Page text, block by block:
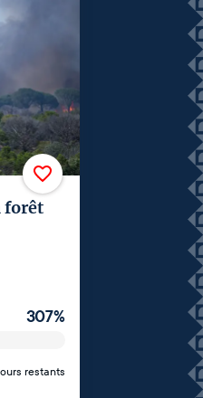
forêt
307%
restants